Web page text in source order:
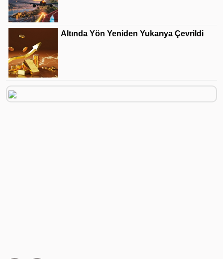
Altında Yön Yeniden Yukarıya Çevrildi